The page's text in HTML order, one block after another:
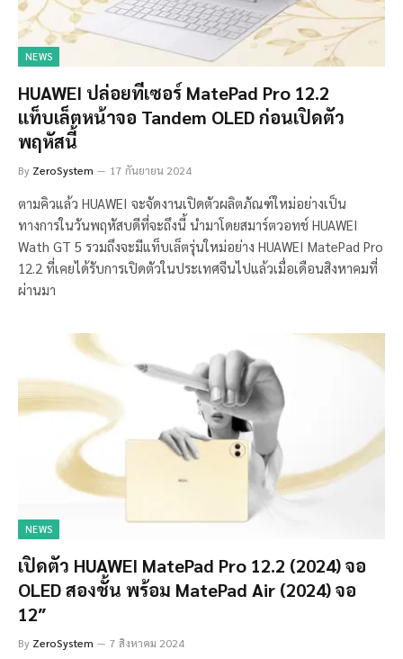
NEWS
HUAWEI ปล่อยทีเซอร์ MatePad Pro 12.2
แท็บเล็ตหน้าจอ Tandem OLED ก่อนเปิดตัว
พฤหัสนี้
By ZeroSystem 17 กันยายน 2024
ตามคิวแล้ว HUAWEI จะจัดงานเปิดตัวผลิตภัณฑ์ใหม่อย่างเป็น
ทางการในวันพฤหัสบดีที่จะถึงนี้ นำมาโดยสมาร์ตวอทช์ HUAWEI
Wath GT 5 รวมถึงจะมีแท็บเล็ตรุ่นใหม่อย่าง HUAWEI MatePad Pro
12.2 ที่เคยได้รับการเปิดตัวในประเทศจีนไปแล้วเมื่อเดือนสิงหาคมที่
ผ่านมา
NEWS
เปิดตัว HUAWEI MatePad Pro 12.2 (2024) จอ
OLED สองชั้น พร้อม MatePad Air (2024) จอ
12″
By ZeroSystem 7 สิงหาคม 2024